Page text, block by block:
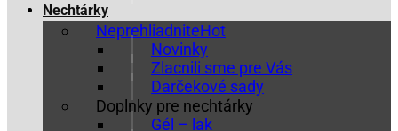
Nechtárky
Neprehliadnite
Novinky
Zlacnili sme pre Vás
Darčekové sady
Doplnky pre nechtárky
Gél – lak